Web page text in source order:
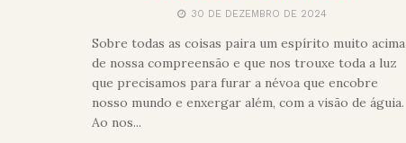
30 DE DEZEMBRO DE 2024
Sobre todas as coisas paira um espírito muito acima
de nossa compreensão e que nos trouxe toda a luz
que precisamos para furar a névoa que encobre
nosso mundo e enxergar além, com a visão de águia.
Ao nos...